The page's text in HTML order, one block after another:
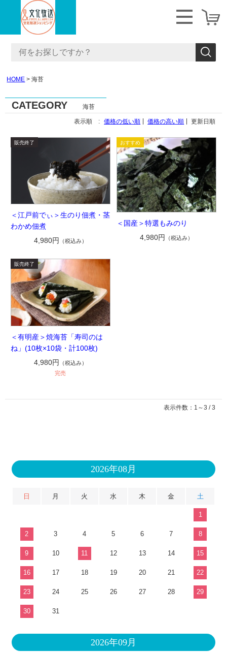
HOME 海苔
CATEGORY 海苔
表示順 : 価格の低い順 価格の高い順 更新日順
＜江戸前でぃ＞生のり佃煮・茎
わかめ佃煮
4,980円
（税込み）
＜国産＞特選もみのり
4,980円
（税込み）
＜有明産＞焼海苔「寿司のは
ね」(10枚×10袋・計100枚)
4,980円 （税込み）
完売
表示件数：1～3 / 3
2026年08月
日 月 火 水 木 金 土
1
2 3 4 5 6 7 8
9 10 11 12 13 14 15
16 17 18 19 20 21 22
23 24 25 26 27 28 29
30 31
2026年09月